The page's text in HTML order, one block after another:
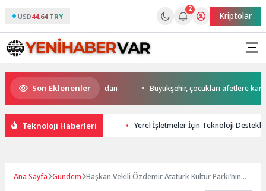
USD44.64 TRY
2
Kriptolar
Son Eklenenler
start Başkan Büyükakın’dan Büyükşehir, çocukları afetlere karşı
Teknoloji Haberleri Yerel İşletmeler İçin Teknoloji Destekli
Ana Sayfa Gündem Başkan Vekili Özdemir Atatürk Kültür Parkı’nın